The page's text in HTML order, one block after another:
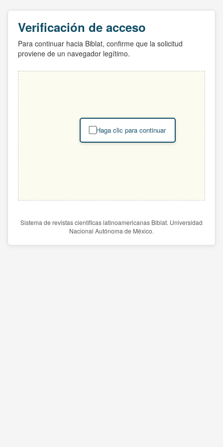
Verificación de acceso
Para continuar hacia Biblat, confirme que la solicitud
proviene de un navegador legítimo.
Haga clic para continuar
Sistema de revistas científicas latinoamericanas Biblat. Universidad
Nacional Autónoma de México.